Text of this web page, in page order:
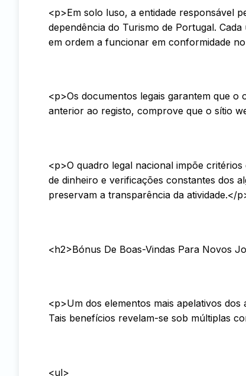
<p>Em solo luso, a entidade responsável
dependência do Turismo de Portugal.
em ordem a funcionar em conformidade
<p>Os documentos legais garantem que
anterior ao registo, comprove que o sítio
<p>O quadro legal nacional impõe
de dinheiro e verificações constantes dos
preservam a transparência da atividade.</
<h2>Bónus De Boas-Vindas Para Novos
<p>Um dos elementos mais apelativos
Tais benefícios revelam-se sob múltiplas
<ul>